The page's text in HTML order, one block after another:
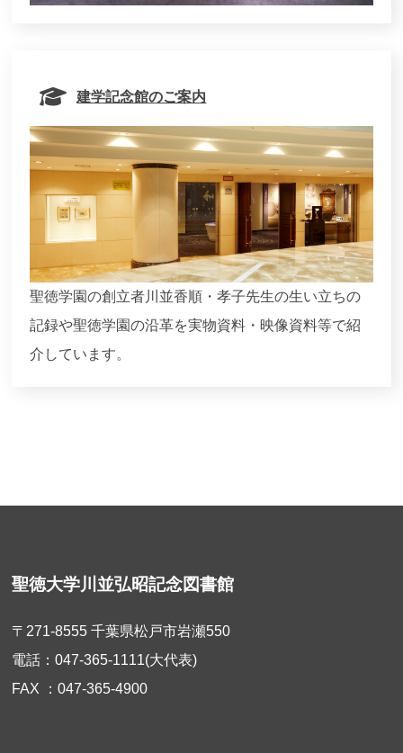
建学記念館のご案内
聖徳学園の創立者川並香順・孝子先生の生い立ちの
記録や聖徳学園の沿革を実物資料・映像資料等で紹
介しています。
聖徳大学川並弘昭記念図書館
〒271-8555 千葉県松戸市岩瀬550
電話：047-365-1111(大代表)
FAX ：047-365-4900